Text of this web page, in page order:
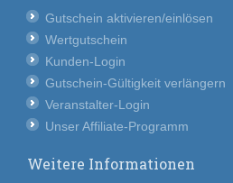
Gutschein aktivieren/einlösen
Wertgutschein
Kunden-Login
Gutschein-Gültigkeit verlängern
Veranstalter-Login
Unser Affiliate-Programm
Weitere Informationen